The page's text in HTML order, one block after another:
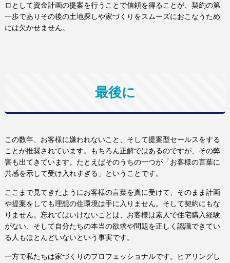
ロとして資金計画の提案を行うことで信頼を得ることが、契約の第
一歩でありその後の土地探しや家づくりをスムーズにおこなうため
には欠かせません。
最後に
この数年、お客様に嫌われないこと、そして提案型セールスをする
ことが推奨されています。もちろん正解ではあるのですが、その弊
害も出てきています。たとえばそのうちの一つが「お客様の言葉に
共感を示して受け入れすぎる」ということです。
ここまで見てきたようにお客様の言葉を真に受けて、そのまま計画
や提案をしても理想の住環境は手に入りません。そして契約にもな
りません。忘れてはいけないことは、お客様は素人で住宅購入経験
がない、そして自分たちの本当の欲求や問題を正しく認識できてい
る人もほとんどいないという事実です。
一方で私たちは家づくりのプロフェッショナルです。ヒアリングし